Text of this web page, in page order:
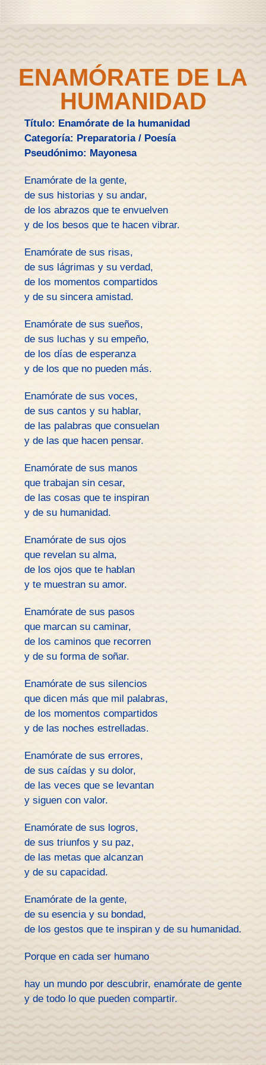
ENAMÓRATE DE LA
HUMANIDAD
Título: Enamórate de la humanidad
Categoría: Preparatoria / Poesía
Pseudónimo: Mayonesa
Enamórate de la gente,
de sus historias y su andar,
de los abrazos que te envuelven
y de los besos que te hacen vibrar.
Enamórate de sus risas,
de sus lágrimas y su verdad,
de los momentos compartidos
y de su sincera amistad.
Enamórate de sus sueños,
de sus luchas y su empeño,
de los días de esperanza
y de los que no pueden más.
Enamórate de sus voces,
de sus cantos y su hablar,
de las palabras que consuelan
y de las que hacen pensar.
Enamórate de sus manos
que trabajan sin cesar,
de las cosas que te inspiran
y de su humanidad.
Enamórate de sus ojos
que revelan su alma,
de los ojos que te hablan
y te muestran su amor.
Enamórate de sus pasos
que marcan su caminar,
de los caminos que recorren
y de su forma de soñar.
Enamórate de sus silencios
que dicen más que mil palabras,
de los momentos compartidos
y de las noches estrelladas.
Enamórate de sus errores,
de sus caídas y su dolor,
de las veces que se levantan
y siguen con valor.
Enamórate de sus logros,
de sus triunfos y su paz,
de las metas que alcanzan
y de su capacidad.
Enamórate de la gente,
de su esencia y su bondad,
de los gestos que te inspiran y de su humanidad.
Porque en cada ser humano
hay un mundo por descubrir, enamórate de gente
y de todo lo que pueden compartir.